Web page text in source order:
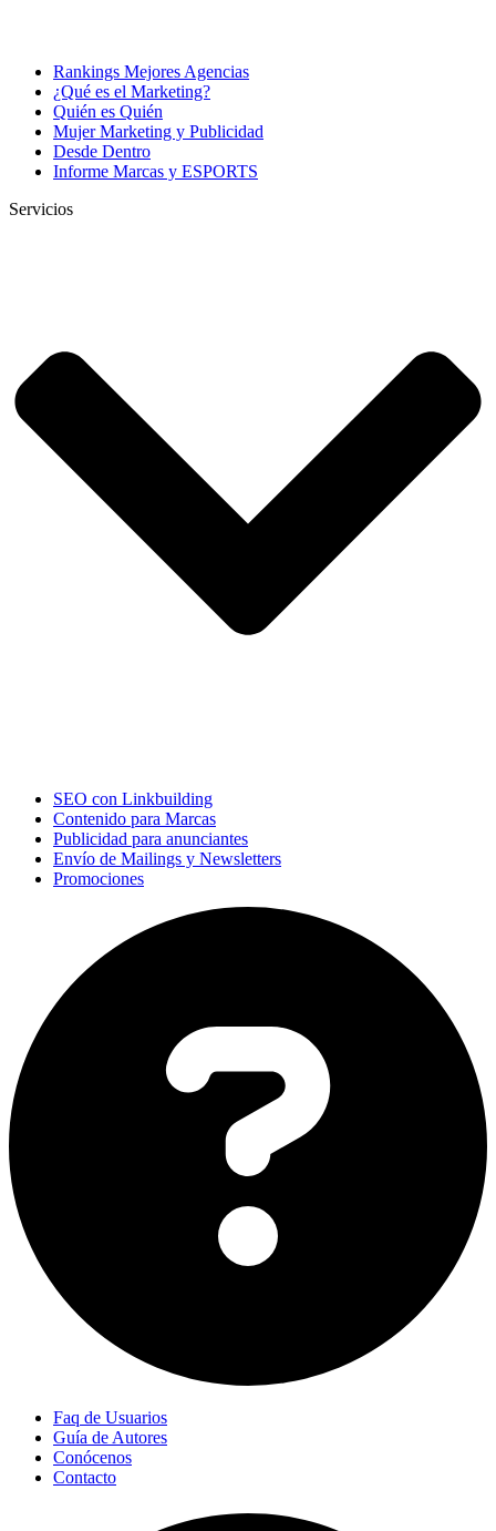
Rankings Mejores Agencias
¿Qué es el Marketing?
Quién es Quién
Mujer Marketing y Publicidad
Desde Dentro
Informe Marcas y ESPORTS
Servicios
SEO con Linkbuilding
Contenido para Marcas
Publicidad para anunciantes
Envío de Mailings y Newsletters
Promociones
Faq de Usuarios
Guía de Autores
Conócenos
Contacto